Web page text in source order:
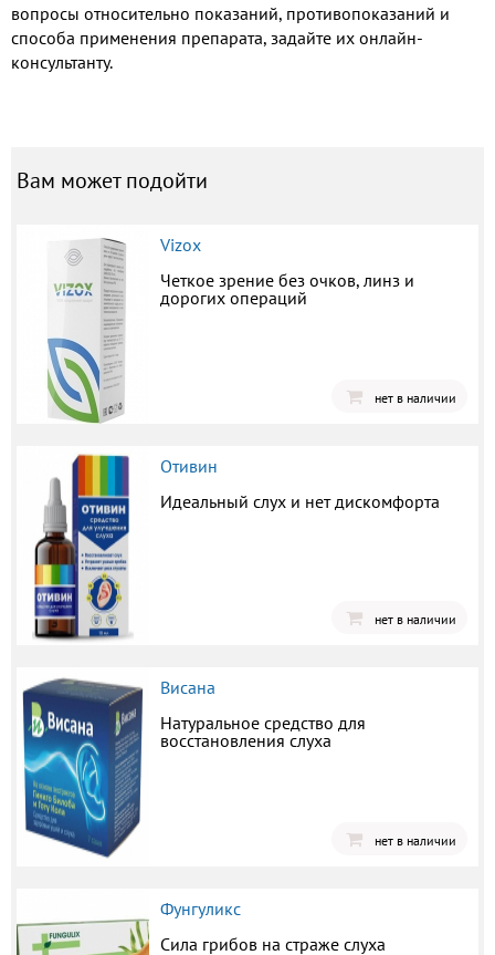
вопросы относительно показаний, противопоказаний и
способа применения препарата, задайте их онлайн-
консультанту.
Вам может подойти
Vizox
Четкое зрение без очков, линз и
дорогих операций
нет в наличии
Отивин
Идеальный слух и нет дискомфорта
нет в наличии
Висана
Натуральное средство для
восстановления слуха
нет в наличии
Фунгуликс
Сила грибов на страже слуха